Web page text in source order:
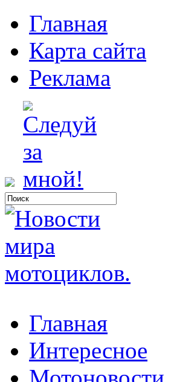
Главная
Карта сайта
Реклама
Главная
Интересное